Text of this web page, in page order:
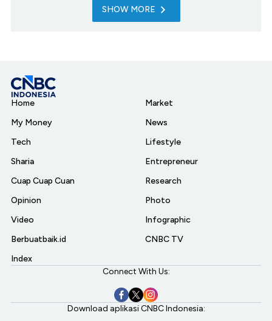
SHOW MORE
Home
My Money
Tech
Sharia
Cuap Cuap Cuan
Opinion
Video
Berbuatbaik.id
Index
Market
News
Lifestyle
Entrepreneur
Research
Photo
Infographic
CNBC TV
Connect With Us:
Download aplikasi CNBC Indonesia: